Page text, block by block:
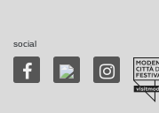
social